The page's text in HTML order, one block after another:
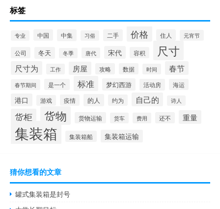
标签
专业 中国 中集 习俗 二手 价格 住人 元宵节
公司 冬天 冬季 唐代 宋代 容积 尺寸
尺寸为 工作 房屋 攻略 数据 时间 春节
春节期间 是一个 标准 梦幻西游 活动房 海运
港口 游戏 疫情 的人 约为 自己的 诗人
货柜 货物 货物运输 货车 费用 还不 重量
集装箱 集装箱船 集装箱运输
猜你想看的文章
罐式集装箱是封号